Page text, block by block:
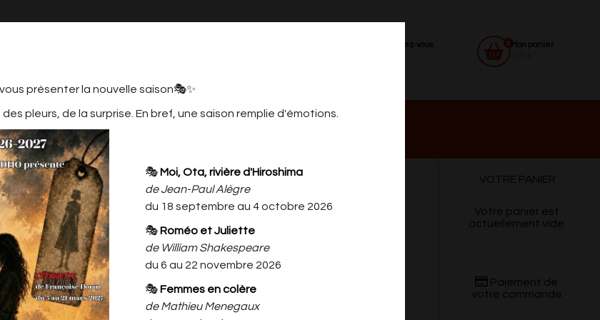
présenter la nouvelle saison🎭✨
pleurs, de la surprise. En bref, une saison remplie d'émotions.
🎭 Moi, Ota, rivière d'Hiroshima
de Jean-Paul Alègre
du 18 septembre au 4 octobre 2026
🎭 Roméo et Juliette
de William Shakespeare
du 6 au 22 novembre 2026
🎭 Femmes en colère
de Mathieu Menegaux
Identifiez-vous 0 Mon panier
LE CDHO, C'EST AUSSI ...
L'ACTU DU
Autour de Jacques Prévert
VOTRE PANIER
Votre panier est
actuellement vide
Paiement de
votre commande